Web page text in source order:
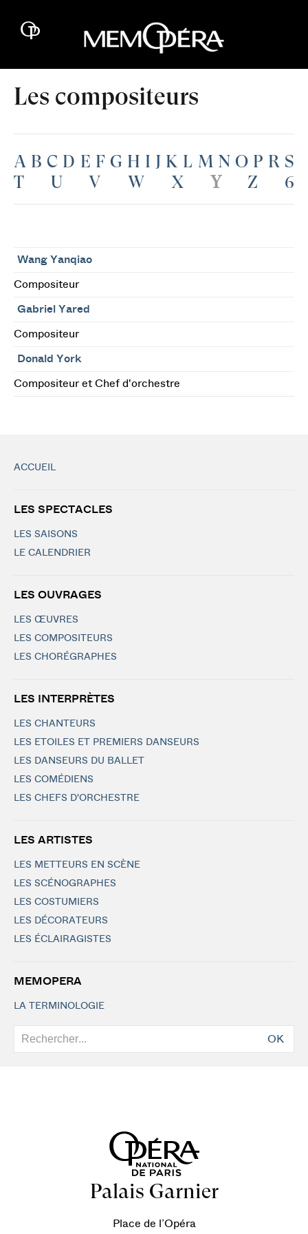
Les compositeurs
A B C D E F G H I J K L M N O P R S
T
U V W X Y Z 6
Wang Yanqiao
Compositeur
Gabriel Yared
Compositeur
Donald York
Compositeur et Chef d'orchestre
ACCUEIL
LES SPECTACLES
LES SAISONS
LE CALENDRIER
LES OUVRAGES
LES ŒUVRES
LES COMPOSITEURS
LES CHORÉGRAPHES
LES INTERPRÈTES
LES CHANTEURS
LES ETOILES ET PREMIERS DANSEURS
LES DANSEURS DU BALLET
LES COMÉDIENS
LES CHEFS D'ORCHESTRE
LES ARTISTES
LES METTEURS EN SCÈNE
LES SCÉNOGRAPHES
LES COSTUMIERS
LES DÉCORATEURS
LES ÉCLAIRAGISTES
MEMOPERA
LA TERMINOLOGIE
OK
Palais Garnier
Place de l’Opéra